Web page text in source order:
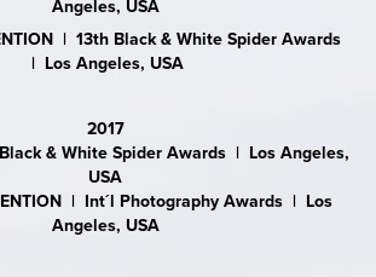
Angeles, USA
| 13th Black & White Spider Awards
| Los Angeles, USA
2017
& White Spider Awards | Los Angeles,
USA
| Int´l Photography Awards | Los
Angeles, USA